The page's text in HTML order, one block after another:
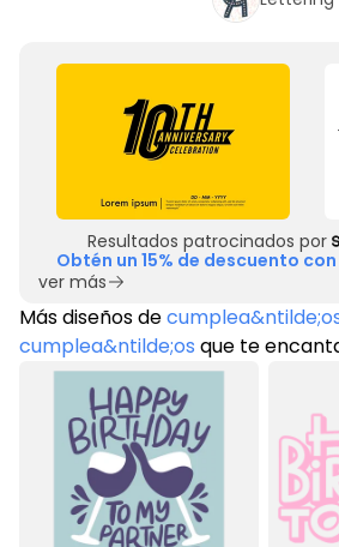
Resultados patrocinados por
Obtén un 15% de descuento con
ver más
Más diseños de
cumplea&ntilde;os que te